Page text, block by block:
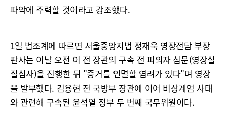
파악에 주력할 것이라고 강조했다.
1일 법조계에 따르면 서울중앙지법 정재욱 영장전담 부장
판사는 이날 오전 이 전 장관의 구속 전 피의자 심문(영장실
질심사)을 진행한 뒤 "증거를 인멸할 염려가 있다"며 영장
을 발부했다. 김용현 전 국방부 장관에 이어 비상계엄 사태
와 관련해 구속된 윤석열 정부 두 번째 국무위원이다.